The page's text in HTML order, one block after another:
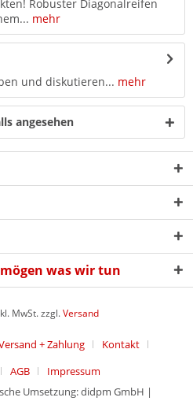
Robuster Diagonalreifen
mehr
und diskutieren... mehr
angesehen
was wir tun
MwSt. zzgl.Versand
+ Zahlung
Kontakt
AGB
Impressum
Umsetzung: didpm GmbH |